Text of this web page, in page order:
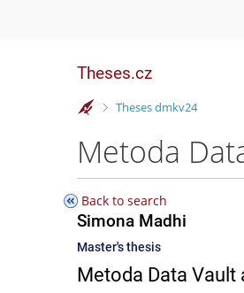
Theses.cz
>
Theses dmkv24
Back to search
Simona Madhi
Master's thesis
Metoda Data